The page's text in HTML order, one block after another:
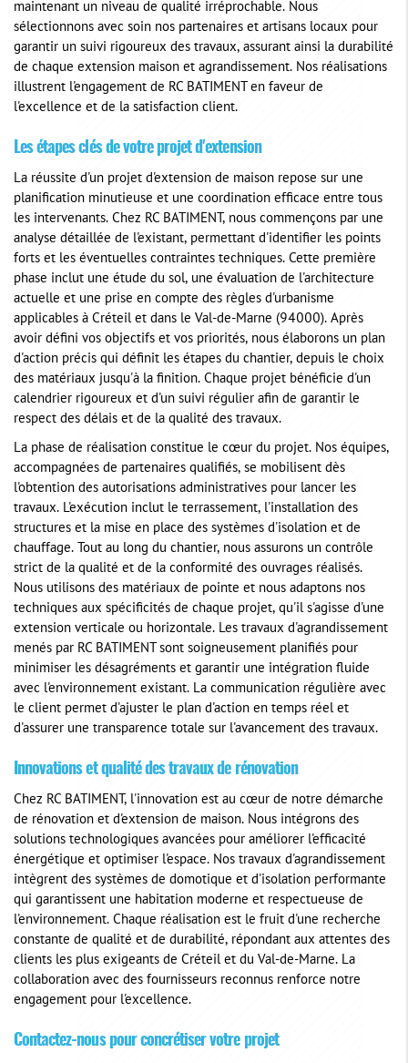
maintenant un niveau de qualité irréprochable. Nous
sélectionnons avec soin nos partenaires et artisans locaux pour
garantir un suivi rigoureux des travaux, assurant ainsi la durabilité
de chaque extension maison et agrandissement. Nos réalisations
illustrent l'engagement de RC BATIMENT en faveur de
l'excellence et de la satisfaction client.
Les étapes clés de votre projet d'extension
La réussite d'un projet d'extension de maison repose sur une
planification minutieuse et une coordination efficace entre tous
les intervenants. Chez RC BATIMENT, nous commençons par une
analyse détaillée de l'existant, permettant d'identifier les points
forts et les éventuelles contraintes techniques. Cette première
phase inclut une étude du sol, une évaluation de l'architecture
actuelle et une prise en compte des règles d'urbanisme
applicables à Créteil et dans le Val-de-Marne (94000). Après
avoir défini vos objectifs et vos priorités, nous élaborons un plan
d'action précis qui définit les étapes du chantier, depuis le choix
des matériaux jusqu'à la finition. Chaque projet bénéficie d'un
calendrier rigoureux et d'un suivi régulier afin de garantir le
respect des délais et de la qualité des travaux.
La phase de réalisation constitue le cœur du projet. Nos équipes,
accompagnées de partenaires qualifiés, se mobilisent dès
l'obtention des autorisations administratives pour lancer les
travaux. L'exécution inclut le terrassement, l'installation des
structures et la mise en place des systèmes d'isolation et de
chauffage. Tout au long du chantier, nous assurons un contrôle
strict de la qualité et de la conformité des ouvrages réalisés.
Nous utilisons des matériaux de pointe et nous adaptons nos
techniques aux spécificités de chaque projet, qu'il s'agisse d'une
extension verticale ou horizontale. Les travaux d'agrandissement
menés par RC BATIMENT sont soigneusement planifiés pour
minimiser les désagréments et garantir une intégration fluide
avec l'environnement existant. La communication régulière avec
le client permet d'ajuster le plan d'action en temps réel et
d'assurer une transparence totale sur l'avancement des travaux.
Innovations et qualité des travaux de rénovation
Chez RC BATIMENT, l'innovation est au cœur de notre démarche
de rénovation et d'extension de maison. Nous intégrons des
solutions technologiques avancées pour améliorer l'efficacité
énergétique et optimiser l'espace. Nos travaux d'agrandissement
intègrent des systèmes de domotique et d'isolation performante
qui garantissent une habitation moderne et respectueuse de
l'environnement. Chaque réalisation est le fruit d'une recherche
constante de qualité et de durabilité, répondant aux attentes des
clients les plus exigeants de Créteil et du Val-de-Marne. La
collaboration avec des fournisseurs reconnus renforce notre
engagement pour l'excellence.
Contactez-nous pour concrétiser votre projet